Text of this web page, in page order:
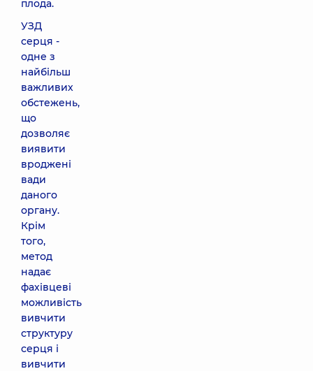
плода.
УЗД
серця -
одне з
найбільш
важливих
обстежень,
що
дозволяє
виявити
вроджені
вади
даного
органу.
Крім
того,
метод
надає
фахівцеві
можливість
вивчити
структуру
серця і
вивчити